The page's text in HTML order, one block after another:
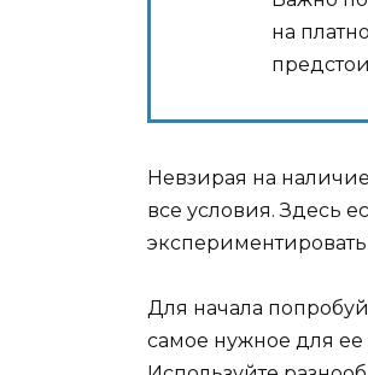
на
Невзирая на
все условия. Здесь
Для начала
самое нужное для